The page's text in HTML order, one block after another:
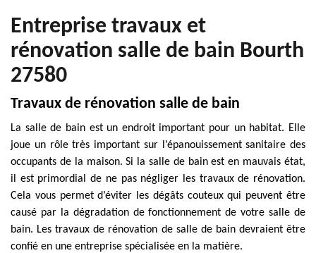
Entreprise travaux et
rénovation salle de bain Bourth
27580
Travaux de rénovation salle de bain
La salle de bain est un endroit important pour un habitat. Elle
joue un rôle très important sur l’épanouissement sanitaire des
occupants de la maison. Si la salle de bain est en mauvais état,
il est primordial de ne pas négliger les travaux de rénovation.
Cela vous permet d’éviter les dégâts couteux qui peuvent être
causé par la dégradation de fonctionnement de votre salle de
bain. Les travaux de rénovation de salle de bain devraient être
confié en une entreprise spécialisée en la matière.